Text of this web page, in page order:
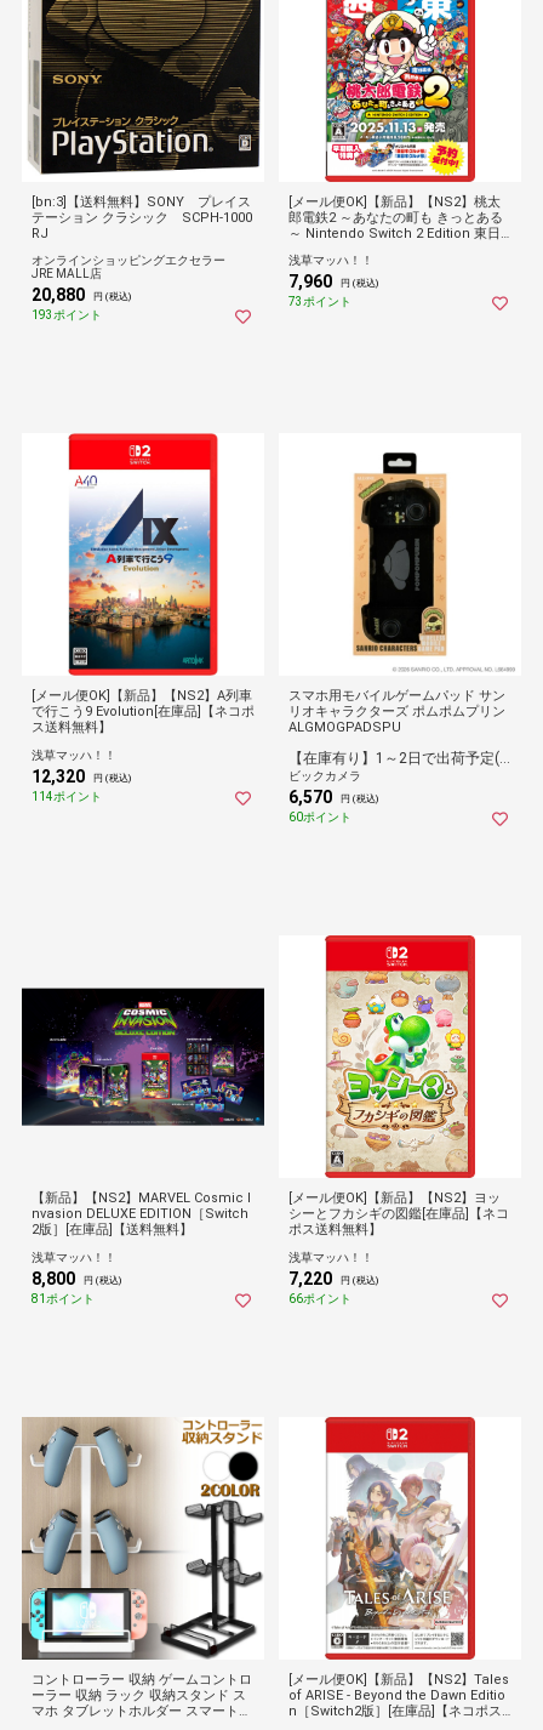
[bn:3]【送料無料】SONY プレイス
テーション クラシック SCPH-1000
RJ
オンラインショッピングエクセラー
JRE MALL店
20,880 円 (税込)
193ポイント
[メール便OK]【新品】【NS2】桃太
郎電鉄2 ～あなたの町も きっとある
～ Nintendo Switch 2 Edition 東日
料無料】
浅草マッハ！！
7,960 円 (税込)
73ポイント
[メール便OK]【新品】【NS2】A列車
で行こう9 Evolution[在庫品]【ネコポ
ス送料無料】
浅草マッハ！！
12,320 円 (税込)
114ポイント
スマホ用モバイルゲームパッド サン
リオキャラクターズ ポムポムプリン
ALGMOGPADSPU
ビックカメラ
6,570 円 (税込)
60ポイント
【新品】【NS2】MARVEL Cosmic I
nvasion DELUXE EDITION［Switch
2版］[在庫品]【送料無料】
浅草マッハ！！
8,800 円 (税込)
81ポイント
[メール便OK]【新品】【NS2】ヨッ
シーとフカシギの図鑑[在庫品]【ネコ
ポス送料無料】
浅草マッハ！！
7,220 円 (税込)
66ポイント
コントローラー 収納 ゲームコントロ
ーラー 収納 ラック 収納スタンド ス
マホ タブレットホルダー スマート
[メール便OK]【新品】【NS2】Tales
of ARISE - Beyond the Dawn Editio
n［Switch2版］[在庫品]【ネコポス